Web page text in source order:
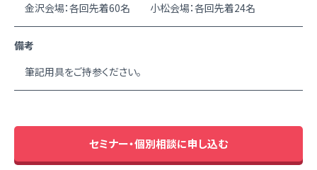
金沢会場：各回先着60名 小松会場：各回先着24名
備考
筆記用具をご持参ください。
セミナー・個別相談に申し込む